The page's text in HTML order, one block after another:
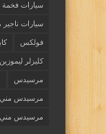
سيارات فخمة
سيارات
فولكس
كليزلر
مرسيدس
مرسيدس
مرسيدس